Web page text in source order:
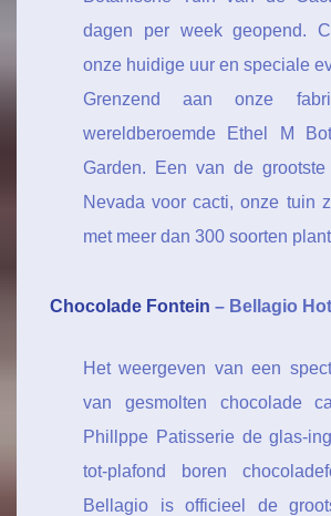
dagen per week geopend.
onze huidige uur en speciale
Grenzend aan onze
wereldberoemde Ethel M
Garden. Een van de
Nevada voor cacti, onze tuin
met meer dan 300 soorten
Chocolade Fontein – Bellagio
Het weergeven van een
van gesmolten chocolade
Phillppe Patisserie de glas-
tot-plafond boren
Bellagio is officieel de